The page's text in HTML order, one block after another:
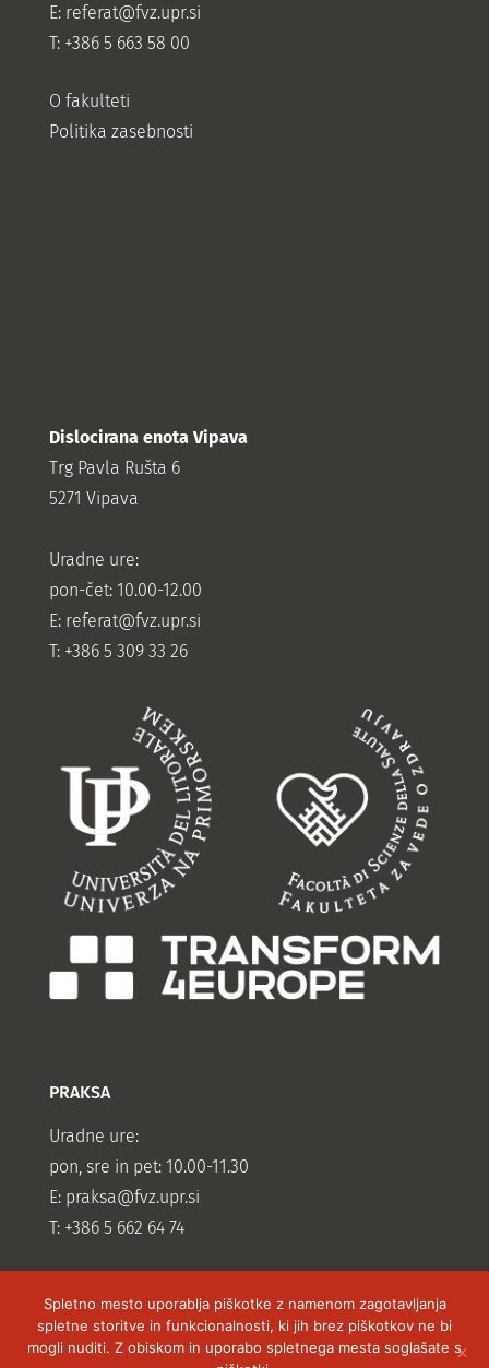
E: referat@fvz.upr.si
T: +386 5 663 58 00
O fakulteti
Politika zasebnosti
Dislocirana enota Vipava
Trg Pavla Rušta 6
5271 Vipava
Uradne ure:
pon-čet: 10.00-12.00
E: referat@fvz.upr.si
T: +386 5 309 33 26
PRAKSA
Uradne ure:
pon, sre in pet: 10.00-11.30
E: praksa@fvz.upr.si
T: +386 5 662 64 74
Spletno mesto uporablja piškotke z namenom zagotavljanja
spletne storitve in funkcionalnosti, ki jih brez piškotkov ne bi
mogli nuditi. Z obiskom in uporabo spletnega mesta soglašate s